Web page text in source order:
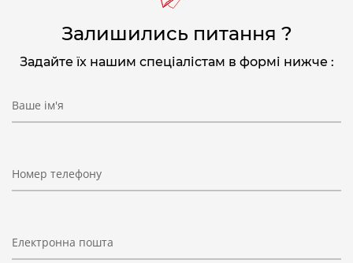
Залишились питання ?
Задайте їх нашим спеціалістам в формі нижче :
Ваше ім'я
Номер телефону
Електронна пошта